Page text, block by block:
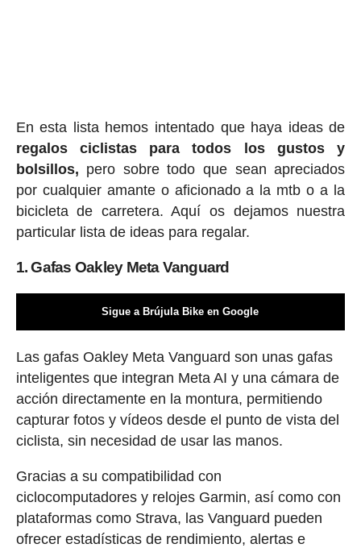
En esta lista hemos intentado que haya ideas de
regalos ciclistas para todos los gustos y
bolsillos, pero sobre todo que sean apreciados
por cualquier amante o aficionado a la mtb o a la
bicicleta de carretera. Aquí os dejamos nuestra
particular lista de ideas para regalar.
1. Gafas Oakley Meta Vanguard
Sigue a Brújula Bike en Google
Las gafas Oakley Meta Vanguard son unas gafas
inteligentes que integran Meta AI y una cámara de
acción directamente en la montura, permitiendo
capturar fotos y vídeos desde el punto de vista del
ciclista, sin necesidad de usar las manos.
Gracias a su compatibilidad con
ciclocomputadores y relojes Garmin, así como con
plataformas como Strava, las Vanguard pueden
ofrecer estadísticas de rendimiento, alertas e